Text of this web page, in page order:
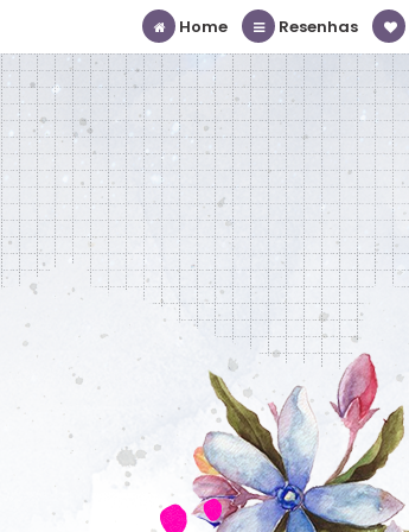
Home Resenhas